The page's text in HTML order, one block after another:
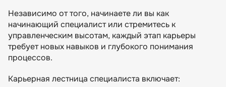
Независимо от того, начинаете ли вы как
начинающий специалист или стремитесь к
управленческим высотам, каждый этап карьеры
требует новых навыков и глубокого понимания
процессов.
Карьерная лестница специалиста включает: